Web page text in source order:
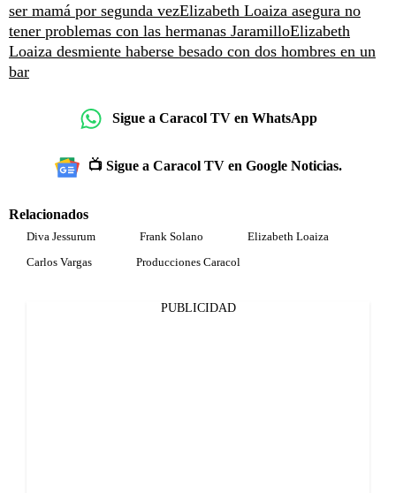
ser mamá por segunda vezElizabeth Loaiza asegura no
tener problemas con las hermanas JaramilloElizabeth
Loaiza desmiente haberse besado con dos hombres en un
bar
Sigue a Caracol TV en WhatsApp
📺 Sigue a Caracol TV en Google Noticias.
Relacionados
Diva Jessurum Frank Solano
Elizabeth Loaiza
Carlos Vargas
Producciones Caracol
PUBLICIDAD